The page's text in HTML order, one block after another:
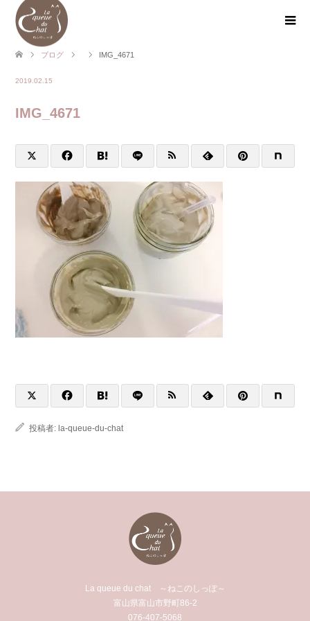
ブログ IMG_4671
2019.02.15
IMG_4671
投稿者: la-queue-du-chat
La queue du chat ～ねこのしっぽ～
富山県富山市野町86-2
076-407-5068